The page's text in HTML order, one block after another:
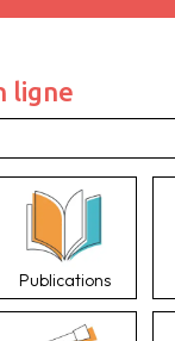
ligne
Publications